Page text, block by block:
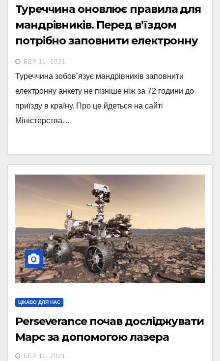
Туреччина оновлює правила для
мандрівників. Перед в’їздом
потрібно заповнити електронну
анкету
БЕР 11, 2021
Туреччина зобов’язує мандрівників заповнити
електронну анкету не пізніше ніж за 72 години до
приїзду в країну. Про це йдеться на сайті
Міністерства…
ЦІКАВО ДЛЯ НАС
Perseverance почав досліджувати
Марс за допомогою лазера
БЕР 11, 2021